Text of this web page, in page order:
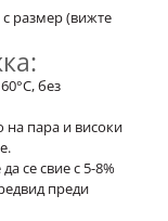
размер (вижте
без
на пара и високи
се свие с 5-8%
преди